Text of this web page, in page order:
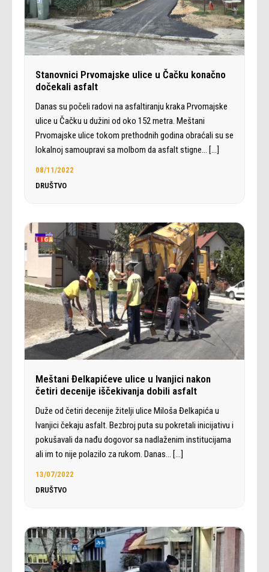
Stanovnici Prvomajske ulice u Čačku konačno
dočekali asfalt
Danas su počeli radovi na asfaltiranju kraka Prvomajske
ulice u Čačku u dužini od oko 152 metra. Meštani
Prvomajske ulice tokom prethodnih godina obraćali su se
lokalnoj samoupravi sa molbom da asfalt stigne…
[…]
08/11/2022
DRUŠTVO
Meštani Đelkapićeve ulice u Ivanjici nakon
četiri decenije iščekivanja dobili asfalt
Duže od četiri decenije žitelji ulice Miloša Đelkapića u
Ivanjici čekaju asfalt. Bezbroj puta su pokretali inicijativu i
pokušavali da nađu dogovor sa nadlaženim institucijama
ali im to nije polazilo za rukom. Danas… […]
13/07/2022
DRUŠTVO